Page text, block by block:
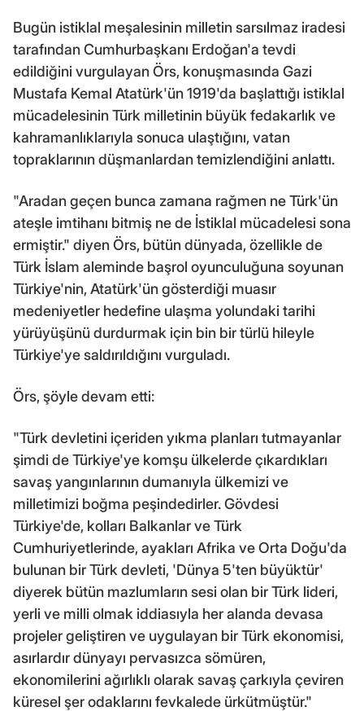
Bugün istiklal meşalesinin milletin sarsılmaz iradesi
tarafından Cumhurbaşkanı Erdoğan'a tevdi
edildiğini vurgulayan Örs, konuşmasında Gazi
Mustafa Kemal Atatürk'ün 1919'da başlattığı istiklal
mücadelesinin Türk milletinin büyük fedakarlık ve
kahramanlıklarıyla sonuca ulaştığını, vatan
topraklarının düşmanlardan temizlendiğini anlattı.
"Aradan geçen bunca zamana rağmen ne Türk'ün
ateşle imtihanı bitmiş ne de İstiklal mücadelesi sona
ermiştir." diyen Örs, bütün dünyada, özellikle de
Türk İslam aleminde başrol oyunculuğuna soyunan
Türkiye'nin, Atatürk'ün gösterdiği muasır
medeniyetler hedefine ulaşma yolundaki tarihi
yürüyüşünü durdurmak için bin bir türlü hileyle
Türkiye'ye saldırıldığını vurguladı.
Örs, şöyle devam etti:
"Türk devletini içeriden yıkma planları tutmayanlar
şimdi de Türkiye'ye komşu ülkelerde çıkardıkları
savaş yangınlarının dumanıyla ülkemizi ve
milletimizi boğma peşindedirler. Gövdesi
Türkiye'de, kolları Balkanlar ve Türk
Cumhuriyetlerinde, ayakları Afrika ve Orta Doğu'da
bulunan bir Türk devleti, 'Dünya 5'ten büyüktür'
diyerek bütün mazlumların sesi olan bir Türk lideri,
yerli ve milli olmak iddiasıyla her alanda devasa
projeler geliştiren ve uygulayan bir Türk ekonomisi,
asırlardır dünyayı pervasızca sömüren,
ekonomilerini ağırlıklı olarak savaş çarkıyla çeviren
küresel şer odaklarını fevkalede ürkütmüştür."